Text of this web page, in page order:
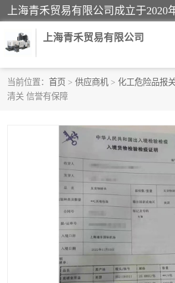
上海青禾贸易有限公司
当前位置： 首页 > 供应商机 > 化工危险品报
清关 信誉有保障
酒类饮料报关
进口退运报关 服装
进口
家用电器报关 机床
国际灯具清关